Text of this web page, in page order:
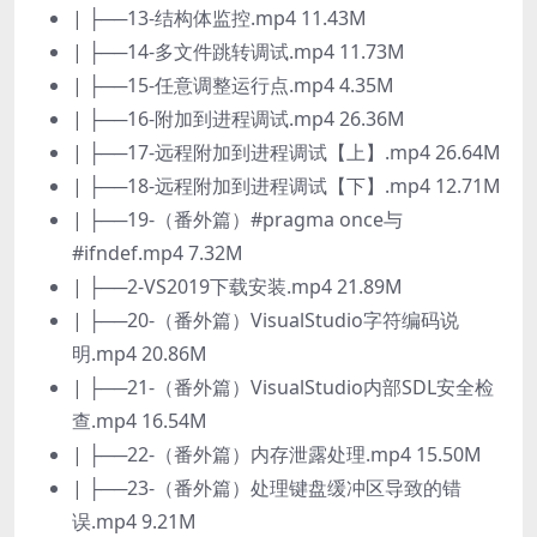
| ├──13-结构体监控.mp4 11.43M
| ├──14-多文件跳转调试.mp4 11.73M
| ├──15-任意调整运行点.mp4 4.35M
| ├──16-附加到进程调试.mp4 26.36M
| ├──17-远程附加到进程调试【上】.mp4 26.64M
| ├──18-远程附加到进程调试【下】.mp4 12.71M
| ├──19-（番外篇）#pragma once与
#ifndef.mp4 7.32M
| ├──2-VS2019下载安装.mp4 21.89M
| ├──20-（番外篇）VisualStudio字符编码说
明.mp4 20.86M
| ├──21-（番外篇）VisualStudio内部SDL安全检
查.mp4 16.54M
| ├──22-（番外篇）内存泄露处理.mp4 15.50M
| ├──23-（番外篇）处理键盘缓冲区导致的错
误.mp4 9.21M